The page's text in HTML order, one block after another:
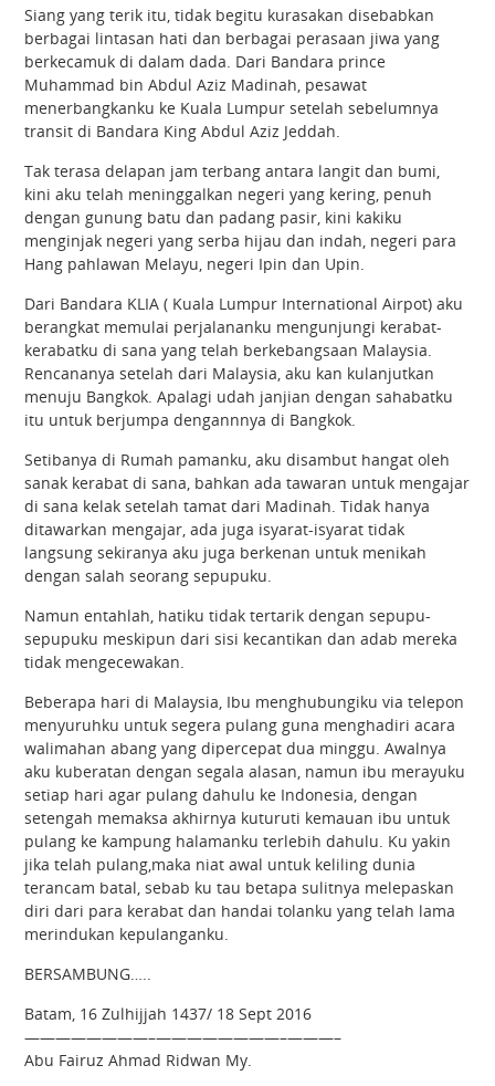
Siang yang terik itu, tidak begitu kurasakan disebabkan
berbagai lintasan hati dan berbagai perasaan jiwa yang
berkecamuk di dalam dada. Dari Bandara prince
Muhammad bin Abdul Aziz Madinah, pesawat
menerbangkanku ke Kuala Lumpur setelah sebelumnya
transit di Bandara King Abdul Aziz Jeddah.
Tak terasa delapan jam terbang antara langit dan bumi,
kini aku telah meninggalkan negeri yang kering, penuh
dengan gunung batu dan padang pasir, kini kakiku
menginjak negeri yang serba hijau dan indah, negeri para
Hang pahlawan Melayu, negeri Ipin dan Upin.
Dari Bandara KLIA ( Kuala Lumpur International Airpot) aku
berangkat memulai perjalananku mengunjungi kerabat-
kerabatku di sana yang telah berkebangsaan Malaysia.
Rencananya setelah dari Malaysia, aku kan kulanjutkan
menuju Bangkok. Apalagi udah janjian dengan sahabatku
itu untuk berjumpa dengannnya di Bangkok.
Setibanya di Rumah pamanku, aku disambut hangat oleh
sanak kerabat di sana, bahkan ada tawaran untuk mengajar
di sana kelak setelah tamat dari Madinah. Tidak hanya
ditawarkan mengajar, ada juga isyarat-isyarat tidak
langsung sekiranya aku juga berkenan untuk menikah
dengan salah seorang sepupuku.
Namun entahlah, hatiku tidak tertarik dengan sepupu-
sepupuku meskipun dari sisi kecantikan dan adab mereka
tidak mengecewakan.
Beberapa hari di Malaysia, Ibu menghubungiku via telepon
menyuruhku untuk segera pulang guna menghadiri acara
walimahan abang yang dipercepat dua minggu. Awalnya
aku kuberatan dengan segala alasan, namun ibu merayuku
setiap hari agar pulang dahulu ke Indonesia, dengan
setengah memaksa akhirnya kuturuti kemauan ibu untuk
pulang ke kampung halamanku terlebih dahulu. Ku yakin
jika telah pulang,maka niat awal untuk keliling dunia
terancam batal, sebab ku tau betapa sulitnya melepaskan
diri dari para kerabat dan handai tolanku yang telah lama
merindukan kepulanganku.
BERSAMBUNG…..
Batam, 16 Zulhijjah 1437/ 18 Sept 2016
————————–————————–———–
Abu Fairuz Ahmad Ridwan My.